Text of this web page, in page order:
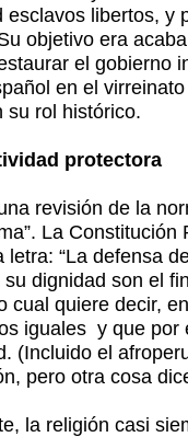
esclavos libertos, y
objetivo era
el gobierno
en el
su rol histórico.
protectora
revisión de la
La
letra: “La defensa
su dignidad son el
cual quiere decir,
iguales y que por
(Incluido el
pero otra cosa
la religión casi